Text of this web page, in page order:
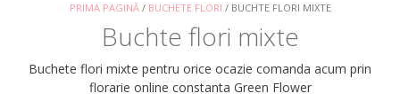
PRIMA PAGINĂ/ BUCHETE FLORI / BUCHTE FLORI MIXTE
Buchte flori mixte
Buchete flori mixte pentru orice ocazie comanda acum prin
florarie online constanta Green Flower